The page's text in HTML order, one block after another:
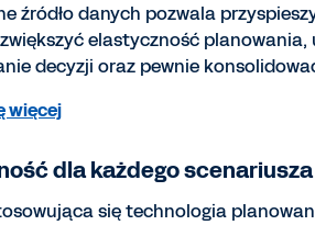
źródło danych pozwala
elastyczność planowania,
decyzji oraz pewnie
więcej
dla każdego scenariusza
się technologia